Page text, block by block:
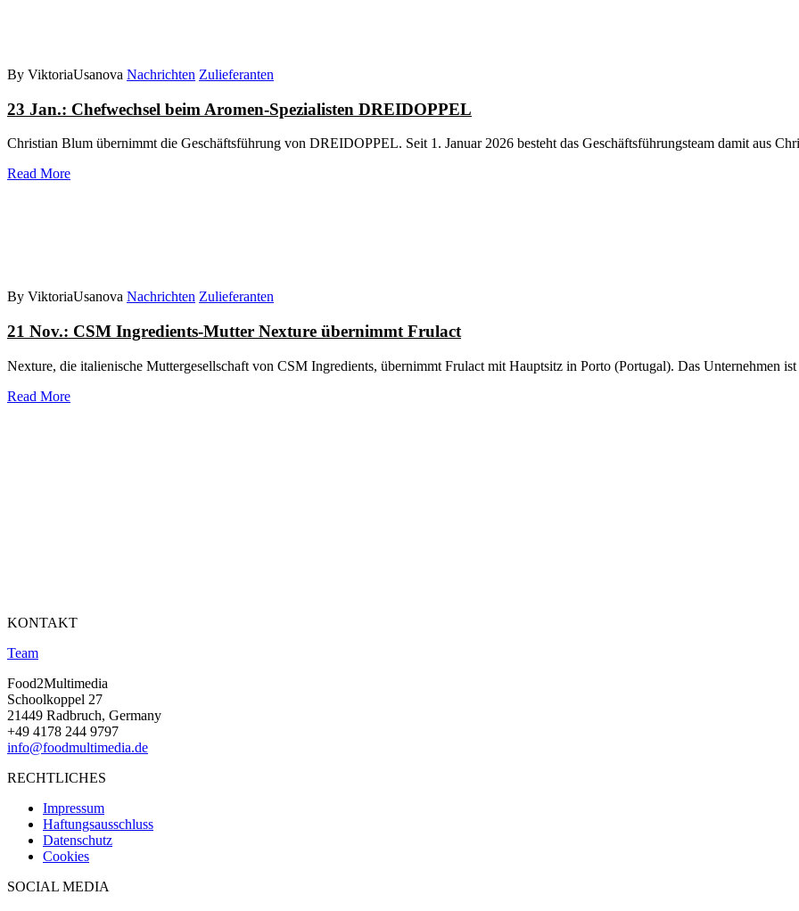
By ViktoriaUsanova Nachrichten Zulieferanten
23 Jan.: Chefwechsel beim Aromen-Spezialisten DREIDOPPEL
Christian Blum übernimmt die Geschäftsführung von DREIDOPPEL. Seit 1. Januar 2026 besteht das Geschäftsführungsteam damit aus
Read More
By ViktoriaUsanova Nachrichten Zulieferanten
21 Nov.: CSM Ingredients-Mutter Nexture übernimmt Frulact
Nexture, die italienische Muttergesellschaft von CSM Ingredients, übernimmt Frulact mit Hauptsitz in Porto (Portugal). Das Unternehmen
Read More
KONTAKT
Team
Food2Multimedia
Schoolkoppel 27
21449 Radbruch, Germany
+49 4178 244 9797
info@foodmultimedia.de
RECHTLICHES
Impressum
Haftungsausschluss
Datenschutz
Cookies
SOCIAL MEDIA